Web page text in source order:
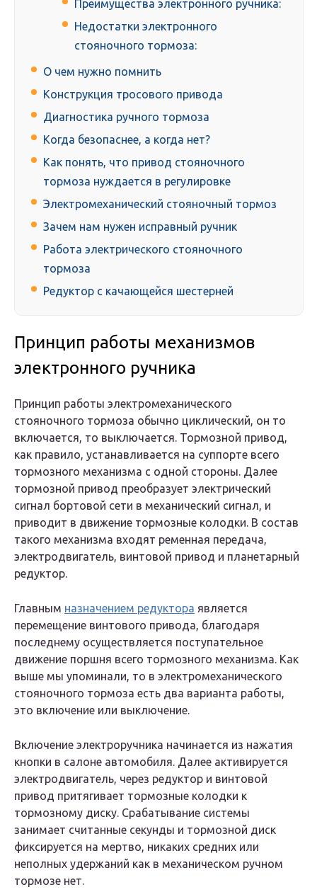
Преимущества электронного ручника:
Недостатки электронного
стояночного тормоза:
О чем нужно помнить
Конструкция тросового привода
Диагностика ручного тормоза
Когда безопаснее, а когда нет?
Как понять, что привод стояночного
тормоза нуждается в регулировке
Электромеханический стояночный тормоз
Зачем нам нужен исправный ручник
Работа электрического стояночного
тормоза
Редуктор с качающейся шестерней
Принцип работы механизмов
электронного ручника
Принцип работы электромеханического
стояночного тормоза обычно циклический, он то
включается, то выключается. Тормозной привод,
как правило, устанавливается на суппорте всего
тормозного механизма с одной стороны. Далее
тормозной привод преобразует электрический
сигнал бортовой сети в механический сигнал, и
приводит в движение тормозные колодки. В состав
такого механизма входят ременная передача,
электродвигатель, винтовой привод и планетарный
редуктор.
Главным назначением редуктора является
перемещение винтового привода, благодаря
последнему осуществляется поступательное
движение поршня всего тормозного механизма. Как
выше мы упоминали, то в электромеханического
стояночного тормоза есть два варианта работы,
это включение или выключение.
Включение электроручника начинается из нажатия
кнопки в салоне автомобиля. Далее активируется
электродвигатель, через редуктор и винтовой
привод притягивает тормозные колодки к
тормозному диску. Срабатывание системы
занимает считанные секунды и тормозной диск
фиксируется на мертво, никаких средних или
неполных удержаний как в механическом ручном
тормозе нет.